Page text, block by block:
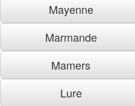
Mayenne
Marmande
Mamers
Lure